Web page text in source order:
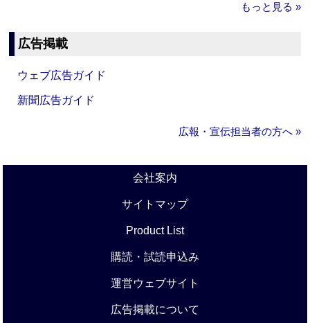
もっと見る »
広告掲載
ウェブ広告ガイド
新聞広告ガイド
広報・宣伝担当者の方へ »
会社案内
サイトマップ
Product List
購読・試読申込み
運営ウェブサイト
広告掲載について